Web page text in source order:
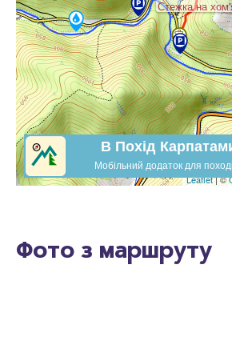
Фото з маршруту